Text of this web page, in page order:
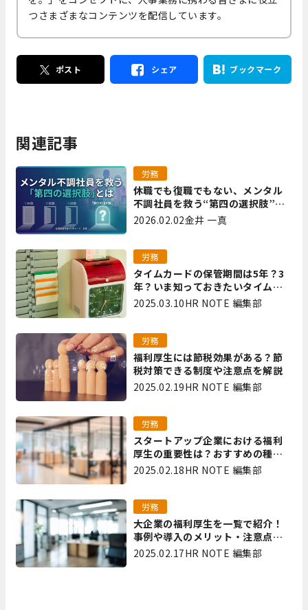
つさまざまなコンテンツを配信しています。
ポスト シェア ブックマーク
関連記事
休職でも復職でもない、メンタル
不調社員を救う“第四の選択肢”と
は｜全国障害年金パートナーズ 宮
労務
2026.02.02金井 一真
タイムカードの保管期間は5年？3
年？いま知っておきたいタイムカ
ード保管方法
労務
2025.03.10HR NOTE 編集部
福利厚生には節税効果がある？節
税対策できる制度や注意点を解説
労務
2025.02.19HR NOTE 編集部
スタートアップ企業における福利
厚生の重要性は？おすすめの種類
やメリット・デメリットを解説
労務
2025.02.18HR NOTE 編集部
大企業の福利厚生を一覧で紹介！
事例や導入のメリット・注意点を
解説
労務
2025.02.17HR NOTE 編集部